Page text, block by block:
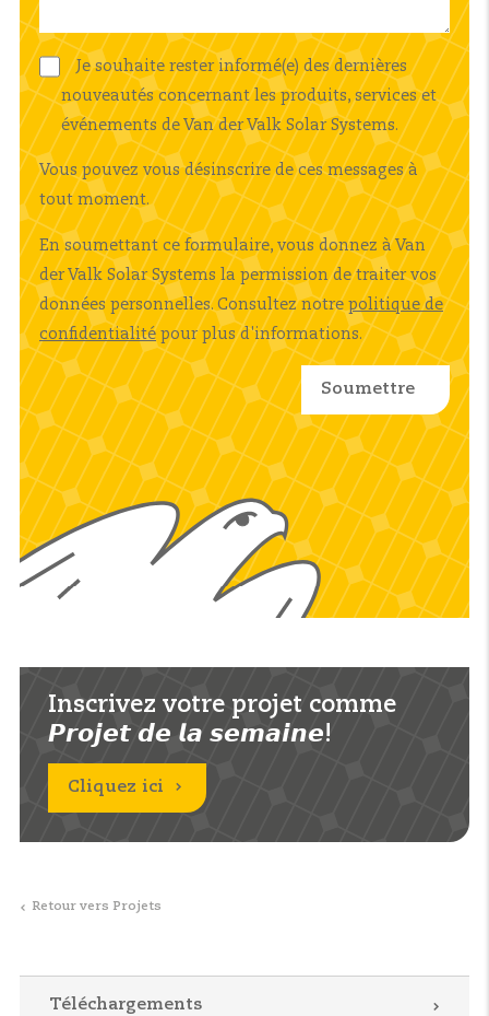
Je souhaite rester informé(e) des dernières
nouveautés concernant les produits, services et
événements de Van der Valk Solar Systems.
Vous pouvez vous désinscrire de ces messages à
tout moment.
En soumettant ce formulaire, vous donnez à Van
der Valk Solar Systems la permission de traiter vos
données personnelles. Consultez notre politique de
confidentialité pour plus d'informations.
Inscrivez votre projet comme
𝙋𝙧𝙤𝙟𝙚𝙩 𝙙𝙚 𝙡𝙖 𝙨𝙚𝙢𝙖𝙞𝙣𝙚!
Cliquez ici
Retour vers Projets
Téléchargements